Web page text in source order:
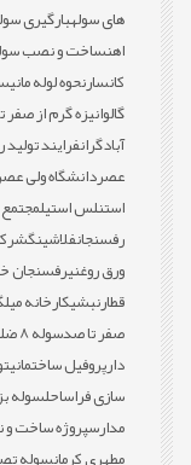
های سولهبارگیری
اهنساخت و نصب
کانسارنحوه لوله
گالوانیزه گرم از
آبادگرانفرایند
عصردانشگاه ولی
استنلس استیل
رفسنجانفلاشینگ
ورق روغنیرفسنجان
قطارنبشیکارخانه
صفر تا صدسوله 8 ضلعی
دارپروفیل ساختمانی
سازی فراساحلسوله
مدارسپروژه ساخت